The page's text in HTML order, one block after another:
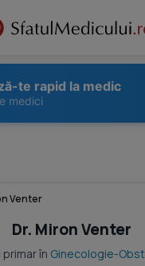
te rapid la medic
medici
Venter
Dr. Miron Venter
în Ginecologie-